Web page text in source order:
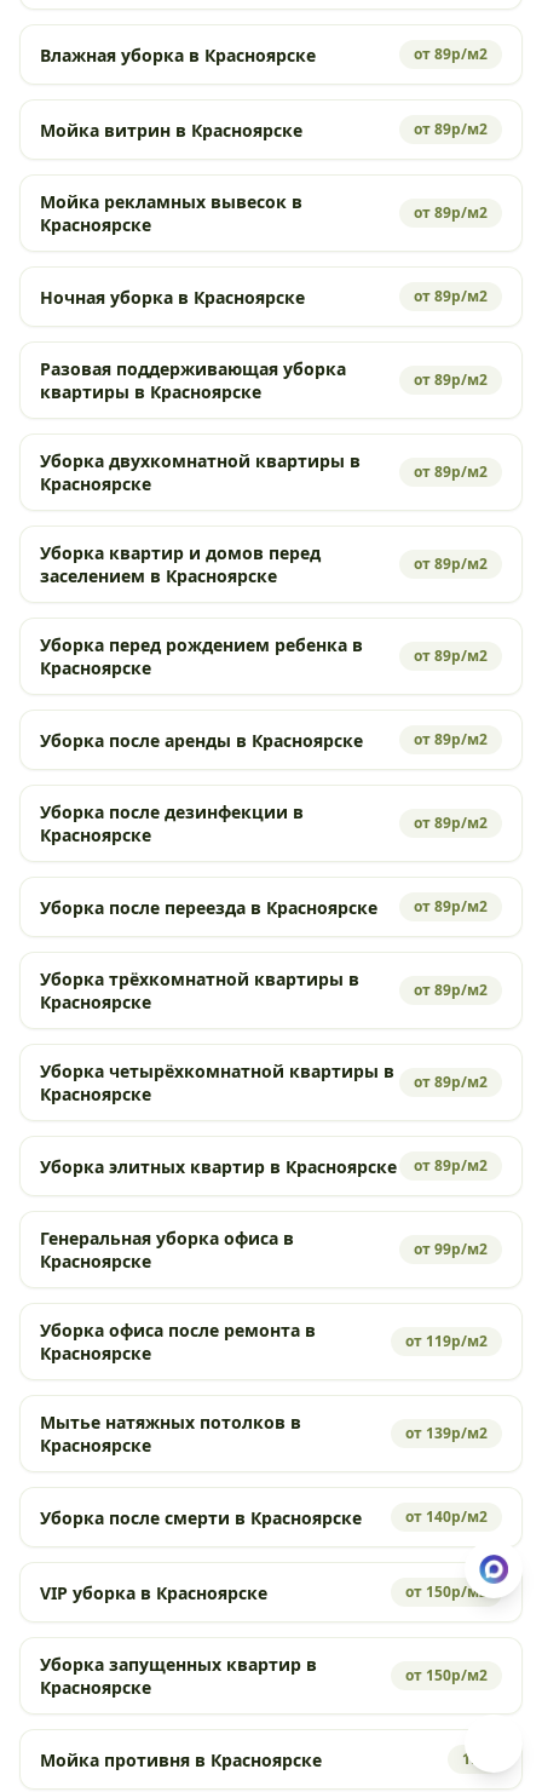
Влажная уборка в Красноярске от 89р/м2
Мойка витрин в Красноярске от 89р/м2
Мойка рекламных вывесок в
Красноярске
от 89р/м2
Ночная уборка в Красноярске от 89р/м2
Разовая поддерживающая уборка
квартиры в Красноярске
от 89р/м2
Уборка двухкомнатной квартиры в
Красноярске
от 89р/м2
Уборка квартир и домов перед
заселением в Красноярске
от 89р/м2
Уборка перед рождением ребенка в
Красноярске
от 89р/м2
Уборка после аренды в Красноярске от 89р/м2
Уборка после дезинфекции в
Красноярске
от 89р/м2
Уборка после переезда в Красноярске от 89р/м2
Уборка трёхкомнатной квартиры в
Красноярске
от 89р/м2
Уборка четырёхкомнатной квартиры в
Красноярске
от 89р/м2
Уборка элитных квартир в Красноярске от 89р/м2
Генеральная уборка офиса в
Красноярске
от 99р/м2
Уборка офиса после ремонта в
Красноярске
от 119р/м2
Мытье натяжных потолков в
Красноярске
от 139р/м2
Уборка после смерти в Красноярске от 140р/м2
VIP уборка в Красноярске от 150р/м2
Уборка запущенных квартир в
Красноярске
от 150р/м2
Мойка противня в Красноярске 190